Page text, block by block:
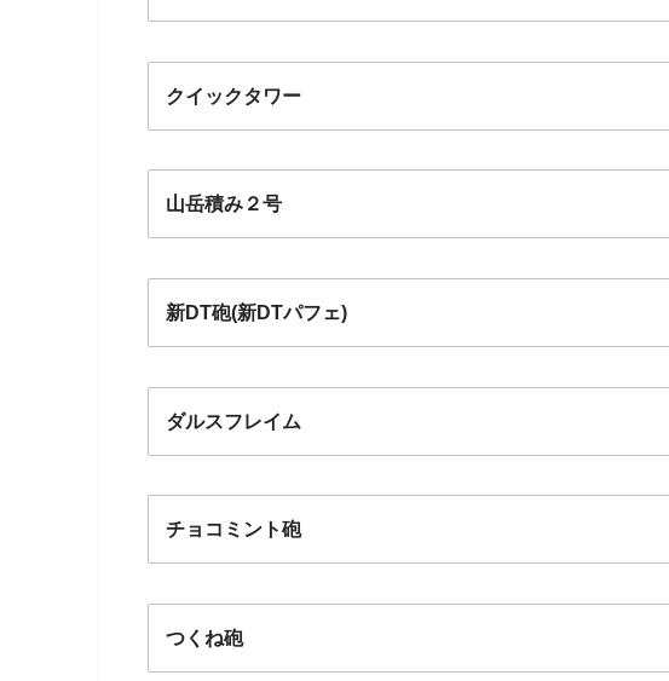
クイックタワー
山岳積み２号
新DT砲(新DTパフェ)
ダルスフレイム
チョコミント砲
つくね砲